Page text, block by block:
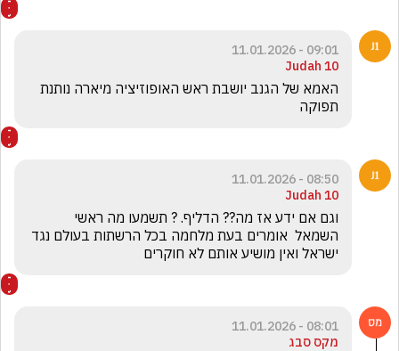
09:01 - 11.01.2026
Judah 10
תפוקה
08:50 - 11.01.2026
Judah 10
ישראל ואין מושיע אותם לא חוקרים
08:01 - 11.01.2026
מקס סבג